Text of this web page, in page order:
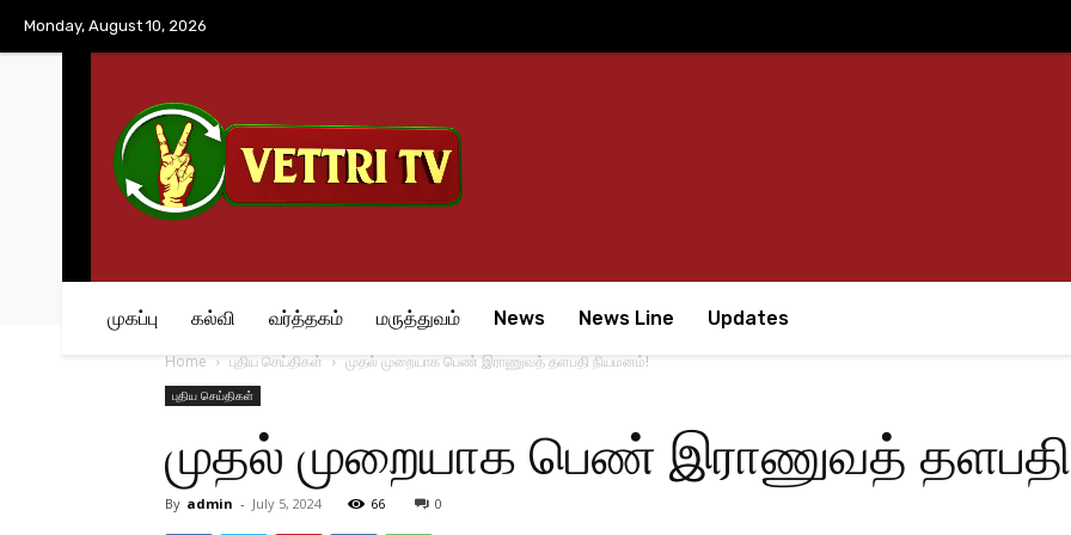
Monday, August 10, 2026
முகப்பு கல்வி வர்த்தகம் மருத்துவம் News News Line Updates
Home புதிய செய்திகள் முதல் முறையாக பெண் இராணுவத் தளபதி நியமனம்!
புதிய செய்திகள்
முதல் முறையாக பெண் இராணுவத்
By admin - July 5, 2024 66 0